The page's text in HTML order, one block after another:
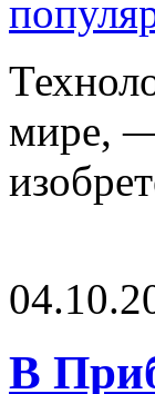
мире, —
В